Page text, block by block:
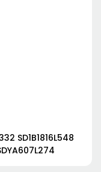
SD1B1816L548